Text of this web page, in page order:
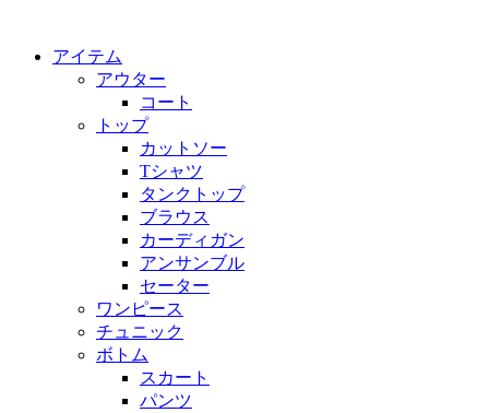
アイテム
アウター
コート
トップ
カットソー
Tシャツ
タンクトップ
ブラウス
カーディガン
アンサンブル
セーター
ワンピース
チュニック
ボトム
スカート
パンツ